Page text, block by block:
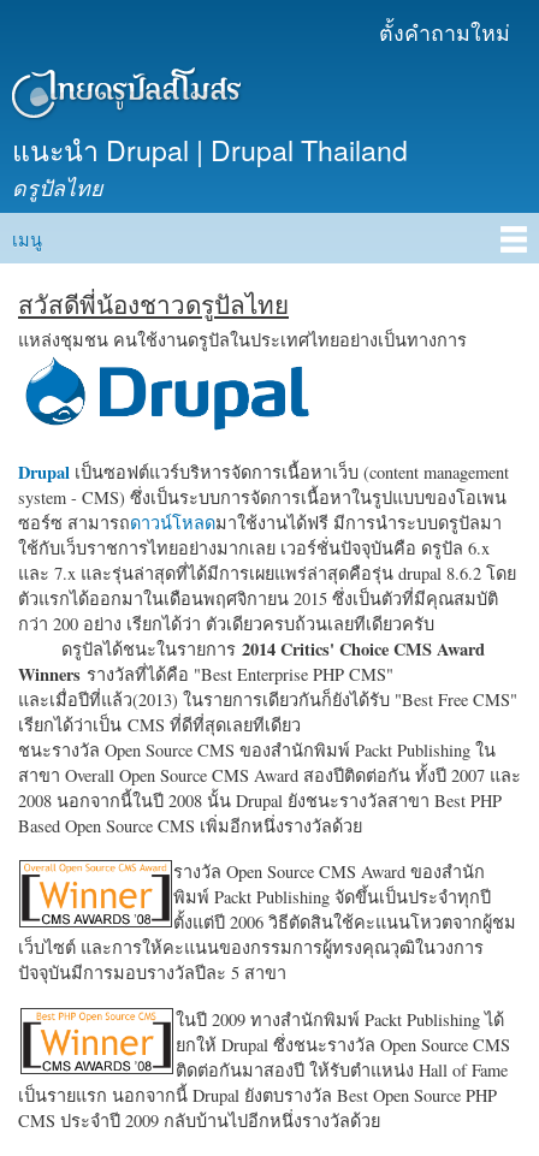
เนื้อหา
ตั้งคำถามใหม่
แนะนำ Drupal | Drupal Thailand
ดรูปัลไทย
Main menu
เมนู
สวัสดีพี่น้องชาวดรูปัลไทย
แหล่งชุมชน คนใช้งานดรูปัลในประเทศไทยอย่างเป็นทางการ
Drupal เป็นซอฟต์แวร์บริหารจัดการเนื้อหาเว็บ (content management
system - CMS) ซึ่งเป็นระบบการจัดการเนื้อหาในรูปแบบของโอเพน
ซอร์ซ สามารถดาวน์โหลดมาใช้งานได้ฟรี มีการนำระบบดรูปัลมา
ใช้กับเว็บราชการไทยอย่างมากเลย เวอร์ชั่นปัจจุบันคือ ดรูปัล 6.x
และ 7.x และรุ่นล่าสุดที่ได้มีการเผยแพร่ล่าสุดคือรุ่น drupal 8.6.2 โดย
ตัวแรกได้ออกมาในเดือนพฤศจิกายน 2015 ซึ่งเป็นตัวที่มีคุณสมบัติ
กว่า 200 อย่าง เรียกได้ว่า ตัวเดียวครบถ้วนเลยทีเดียวครับ
ดรูปัลได้ชนะในรายการ 2014 Critics' Choice CMS Award
Winners รางวัลที่ได้คือ "Best Enterprise PHP CMS"
และเมื่อปีที่แล้ว(2013) ในรายการเดียวกันก็ยังได้รับ "Best Free CMS"
เรียกได้ว่าเป็น CMS ที่ดีที่สุดเลยทีเดียว
ชนะรางวัล Open Source CMS ของสำนักพิมพ์ Packt Publishing ใน
สาขา Overall Open Source CMS Award สองปีติดต่อกัน ทั้งปี 2007 และ
2008 นอกจากนี้ในปี 2008 นั้น Drupal ยังชนะรางวัลสาขา Best PHP
Based Open Source CMS เพิ่มอีกหนึ่งรางวัลด้วย
รางวัล Open Source CMS Award ของสำนัก
พิมพ์ Packt Publishing จัดขึ้นเป็นประจำทุกปี
ตั้งแต่ปี 2006 วิธีตัดสินใช้คะแนนโหวตจากผู้ชม
เว็บไซต์ และการให้คะแนนของกรรมการผู้ทรงคุณวุฒิในวงการ
ปัจจุบันมีการมอบรางวัลปีละ 5 สาขา
ในปี 2009 ทางสำนักพิมพ์ Packt Publishing ได้
ยกให้ Drupal ซึ่งชนะรางวัล Open Source CMS
ติดต่อกันมาสองปี ให้รับตำแหน่ง Hall of Fame
เป็นรายแรก นอกจากนี้ Drupal ยังตบรางวัล Best Open Source PHP
CMS ประจำปี 2009 กลับบ้านไปอีกหนึ่งรางวัลด้วย